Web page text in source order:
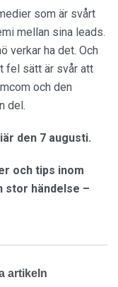
som är svårt
mellan sina leads.
verkar ha det. Och
fel sätt är svår att
och den
del.
den 7 augusti.
och tips inom
stor händelse –
artikeln